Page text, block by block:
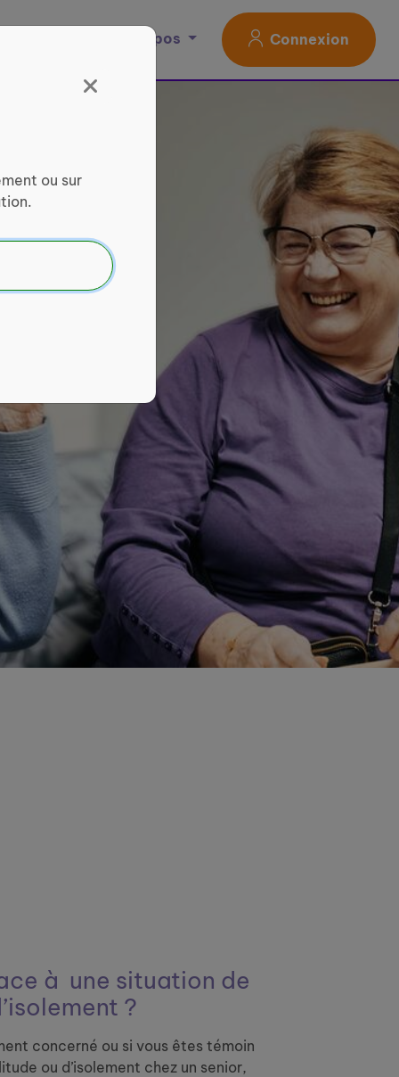
À propos Connexion
ou sur
à
une situation de
?
concerné ou si vous êtes témoin
ou d’isolement chez un senior,